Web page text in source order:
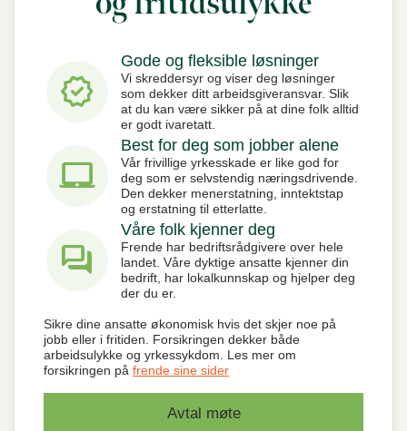
verified
Gode og fleksible løsninger
Vi skreddersyr og viser deg løsninger
som dekker ditt arbeidsgiveransvar. Slik
at du kan være sikker på at dine folk alltid
er godt ivaretatt.
laptop_mac
Best for deg som jobber alene
Vår frivillige yrkesskade er like god for
deg som er selvstendig næringsdrivende.
Den dekker menerstatning, inntektstap
og erstatning til etterlatte.
forum
Våre folk kjenner deg
Frende har bedriftsrådgivere over hele
landet. Våre dyktige ansatte kjenner din
bedrift, har lokalkunnskap og hjelper deg
der du er.
Sikre dine ansatte økonomisk hvis det skjer noe på
jobb eller i fritiden. Forsikringen dekker både
arbeidsulykke og yrkessykdom. Les mer om
forsikringen på frende sine sider
Avtal møte